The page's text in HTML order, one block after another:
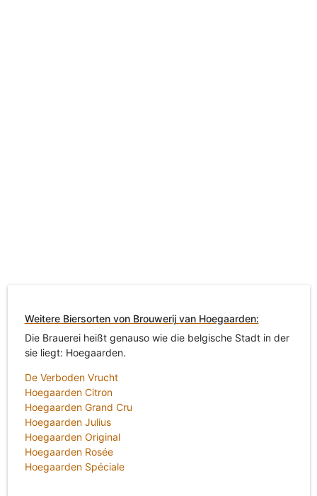
Weitere Biersorten von Brouwerij van Hoegaarden:
Die Brauerei heißt genauso wie die belgische Stadt in der
sie liegt: Hoegaarden.
De Verboden Vrucht
Hoegaarden Citron
Hoegaarden Grand Cru
Hoegaarden Julius
Hoegaarden Original
Hoegaarden Rosée
Hoegaarden Spéciale